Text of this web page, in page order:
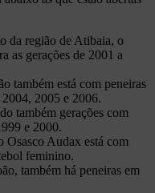
da região de Atibaia, o
as gerações de 2001 a
também está com peneiras
2004, 2005 e 2006.
também gerações com
e 2000.
Osasco Audax está com
feminino.
também há peneiras em